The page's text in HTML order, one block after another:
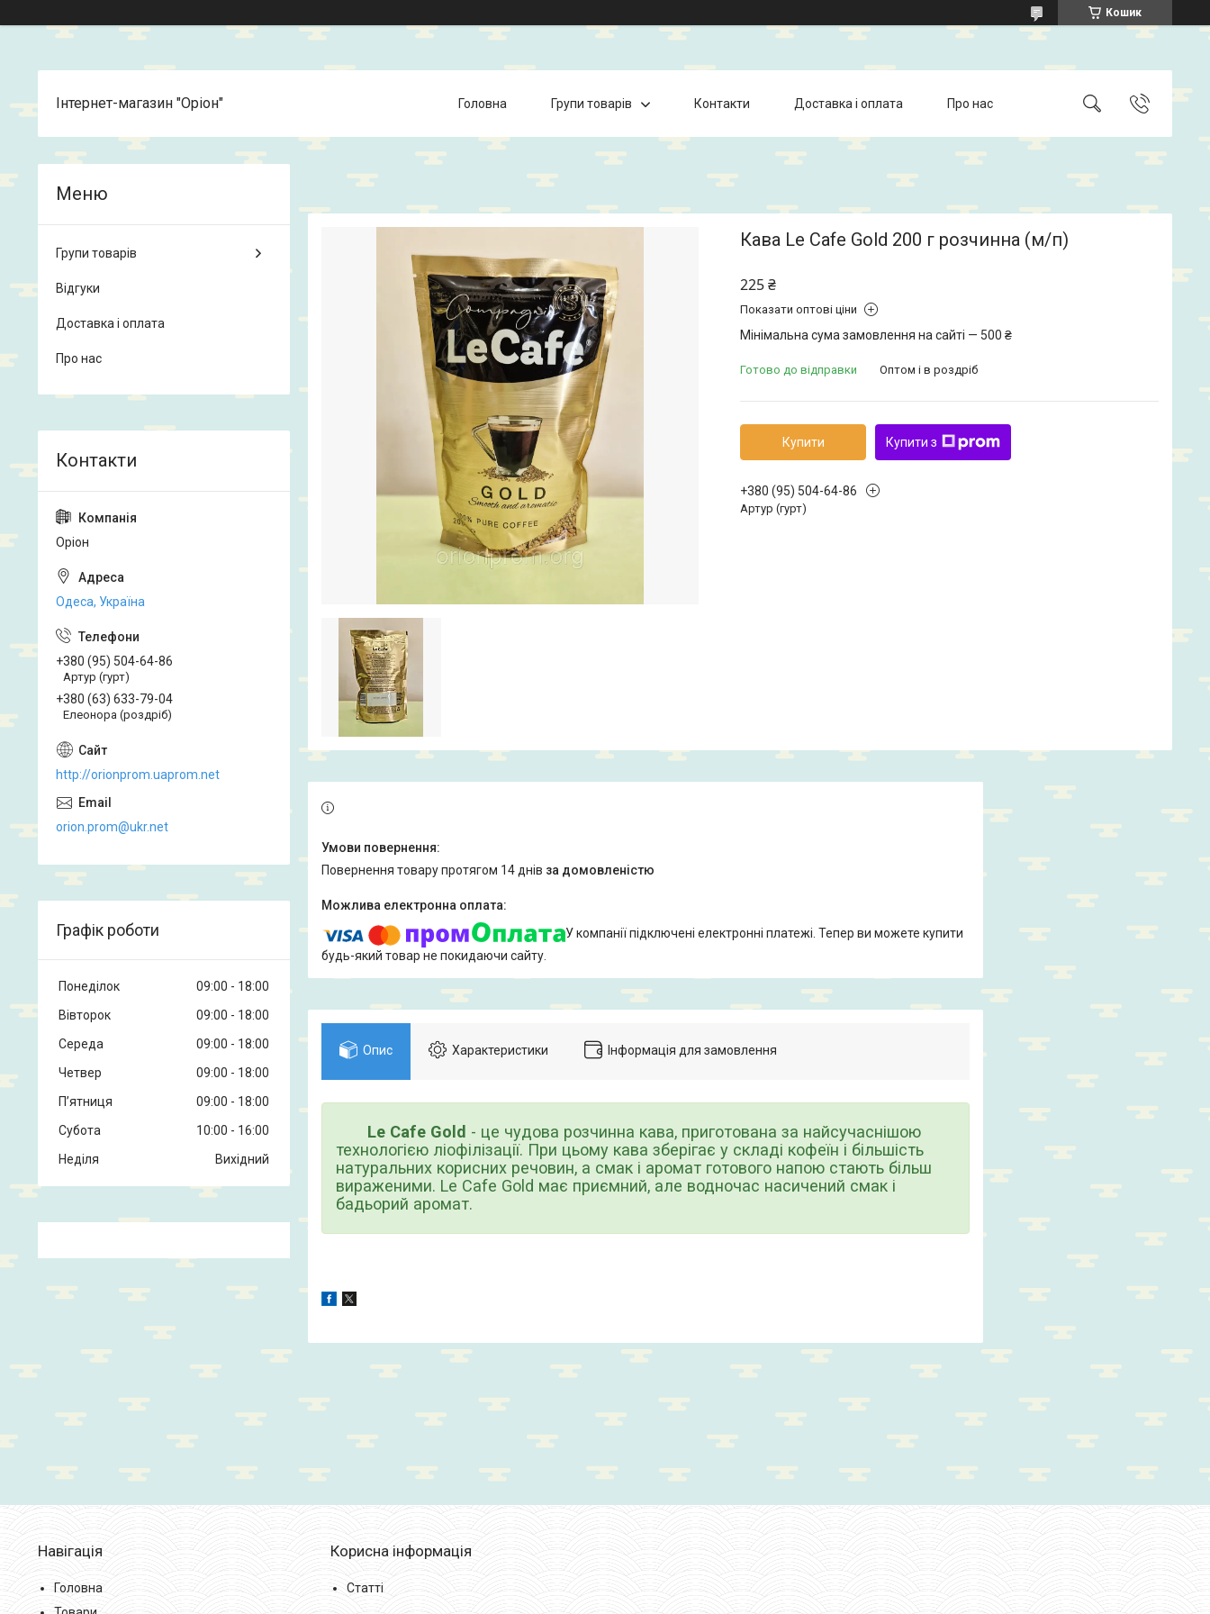
Кошик
Інтернет-магазин "Оріон" Головна Групи товарів Контакти Доставка і оплата Про нас
Кава Le Cafe Gold 200 г розчинна (м/п)
225 ₴
Показати оптові ціни
Мінімальна сума замовлення на сайті — 500 ₴
Готово до відправки Оптом і в роздріб
Купити Купити з
+380 (95) 504-64-86
Артур (гурт)
повернення товару протягом 14 днів за домовленістю
У компанії підключені електронні платежі. Тепер ви можете купити
будь-який товар не покидаючи сайту.
Опис Характеристики Інформація для замовлення
Le Cafe Gold - це чудова розчинна кава, приготована за найсучаснішою
технологією ліофілізації. При цьому кава зберігає у складі кофеїн і більшість
натуральних корисних речовин, а смак і аромат готового напою стають більш
вираженими. Le Cafe Gold має приємний, але водночас насичений смак і
бадьорий аромат.
Групи товарів
Відгуки
Доставка і оплата
Про нас
Оріон
Одеса, Україна
+380 (95) 504-64-86
Артур (гурт)
+380 (63) 633-79-04
Елеонора (роздріб)
http://orionprom.uaprom.net
orion.prom@ukr.net
Графік роботи
Понеділок 09:00
18:00
Вівторок
09:00
18:00
Середа
09:00
18:00
Четвер
09:00
18:00
Пʼятниця
09:00
18:00
Субота
10:00
16:00
Неділя
Вихідний
Навігація
Головна
Корисна інформація
Статті